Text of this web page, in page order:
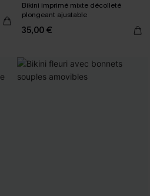
Bikini imprimé mixte décolleté
plongeant ajustable
35,00 €